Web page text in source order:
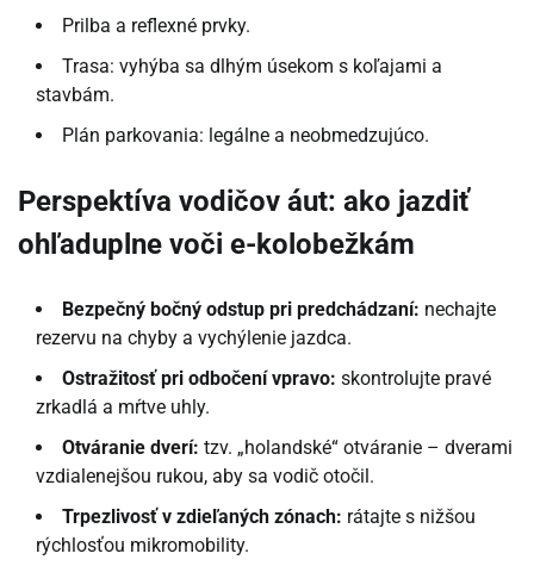
Prilba a reflexné prvky.
Trasa: vyhýba sa dlhým úsekom s koľajami a
stavbám.
Plán parkovania: legálne a neobmedzujúco.
Perspektíva vodičov áut: ako jazdiť
ohľaduplne voči e-kolobežkám
Bezpečný bočný odstup pri predchádzaní: nechajte
rezervu na chyby a vychýlenie jazdca.
Ostražitosť pri odbočení vpravo: skontrolujte pravé
zrkadlá a mŕtve uhly.
Otváranie dverí: tzv. „holandské“ otváranie – dverami
vzdialenejšou rukou, aby sa vodič otočil.
Trpezlivosť v zdieľaných zónach: rátajte s nižšou
rýchlosťou mikromobility.